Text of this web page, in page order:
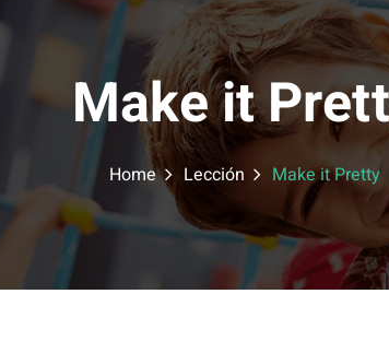
Make it
Home Lección Make it Pretty
Sign in Sign up
Sign in
Don’t have an account? Sign up